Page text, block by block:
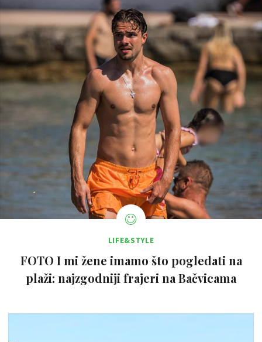
LIFE&STYLE
FOTO I mi žene imamo što pogledati na
plaži: najzgodniji frajeri na Bačvicama